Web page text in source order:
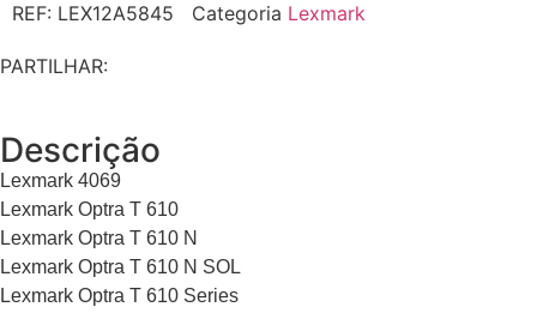
REF: LEX12A5845 Categoria Lexmark
PARTILHAR:
Descrição
Lexmark 4069
Lexmark Optra T 610
Lexmark Optra T 610 N
Lexmark Optra T 610 N SOL
Lexmark Optra T 610 Series